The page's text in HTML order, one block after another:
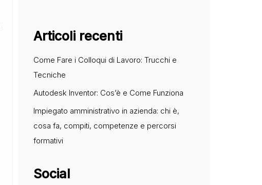
Articoli recenti
Come Fare i Colloqui di Lavoro: Trucchi e
Tecniche
Autodesk Inventor: Cos’è e Come Funziona
Impiegato amministrativo in azienda: chi è,
cosa fa, compiti, competenze e percorsi
formativi
Social